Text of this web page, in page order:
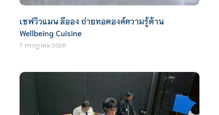
เชฟวิวแมน ลีออง ถ่ายทอดองค์ความรู้ด้าน
Wellbeing Cuisine
7 กรกฎาคม 2026